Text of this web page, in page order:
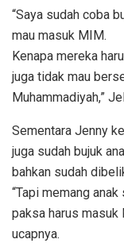
“Saya sudah coba
mau masuk MIM.
Kenapa mereka
juga tidak mau
Muhammadiyah,”
Sementara Jenny
juga sudah bujuk
bahkan sudah
“Tapi memang
paksa harus masuk
ucapnya.